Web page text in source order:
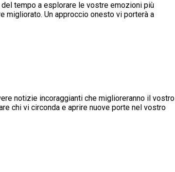
tempo a esplorare le vostre emozioni più
Un approccio onesto vi porterà a
notizie incoraggianti che miglioreranno il vostro
chi vi circonda e aprire nuove porte nel vostro